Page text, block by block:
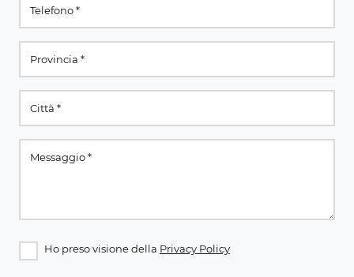
Ho preso visione della Privacy Policy